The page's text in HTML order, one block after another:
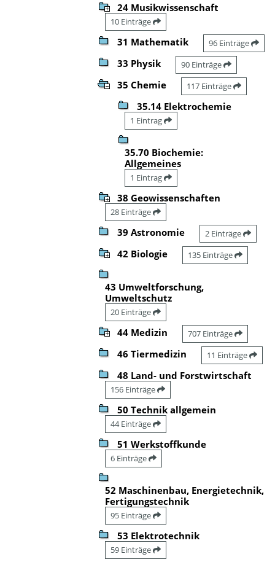
24 Musikwissenschaft
10 Einträge
31 Mathematik 96 Einträge
33 Physik 90 Einträge
35 Chemie 117 Einträge
35.14 Elektrochemie
1 Eintrag
35.70 Biochemie:
Allgemeines
1 Eintrag
38 Geowissenschaften
28 Einträge
39 Astronomie 2 Einträge
42 Biologie 135 Einträge
43 Umweltforschung,
Umweltschutz
20 Einträge
44 Medizin 707 Einträge
46 Tiermedizin 11 Einträge
48 Land- und Forstwirtschaft
156 Einträge
50 Technik allgemein
44 Einträge
51 Werkstoffkunde
6 Einträge
52 Maschinenbau, Energietechnik,
Fertigungstechnik
95 Einträge
53 Elektrotechnik
59 Einträge